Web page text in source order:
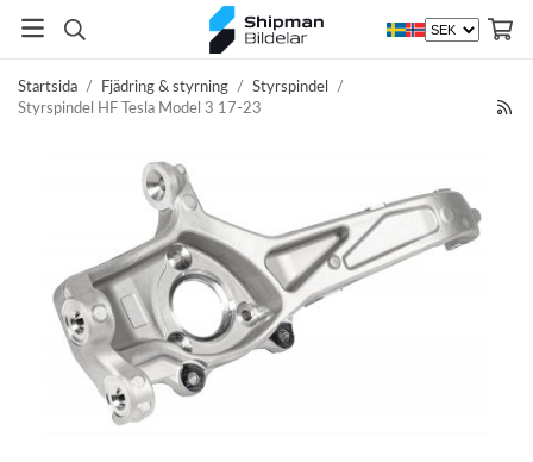
Startsida / Fjädring & styrning / Styrspindel
/
Styrspindel HF Tesla Model 3 17-23